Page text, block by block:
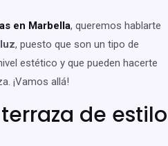
en Marbella, queremos hablarte
, puesto que son un tipo de
estético y que pueden hacerte
¡Vamos allá!
de estilo